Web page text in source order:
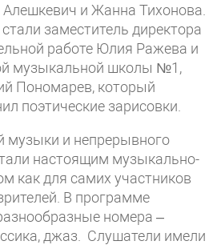
и Жанна Тихонова.
заместитель директора
работе Юлия Ражева и
музыкальной школы №1,
Пономарев, который
поэтические зарисовки.
музыки и непрерывного
настоящим музыкально-
как для самих участников
В программе
номера –
джаз. Слушатели имели